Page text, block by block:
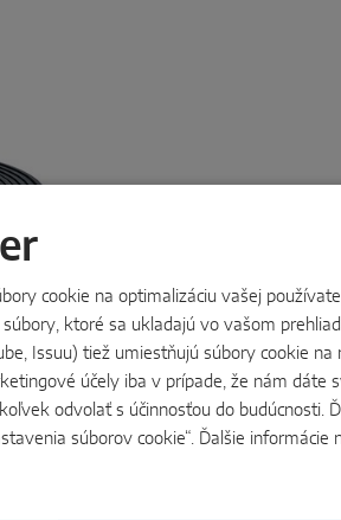
cookie na optimalizáciu vašej
ktoré sa ukladajú vo vašom
Issuu) tiež umiestňujú súbory cookie
účely iba v prípade, že nám dáte
odvolať s účinnosťou do budúcnosti.
súborov cookie“. Ďalšie informácie